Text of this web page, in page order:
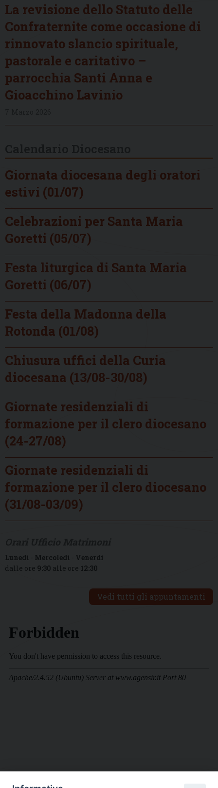
La revisione dello Statuto delle
Confraternite come occasione di
rinnovato slancio spirituale,
pastorale e caritativo –
parrocchia Santi Anna e
Gioacchino Lavinio
Giornata diocesana degli oratori
estivi (01/07)
Celebrazioni per Santa Maria
Goretti (05/07)
Festa liturgica di Santa Maria
Goretti (06/07)
Festa della Madonna della
Rotonda (01/08)
Chiusura uffici della Curia
diocesana (13/08-30/08)
Giornate residenziali di
formazione per il clero diocesano
(24-27/08)
Giornate residenziali di
formazione per il clero diocesano
(31/08-03/09)
Lunedì - Mercoledì - Venerdì
dalle ore 9:30 alle ore 12:30
Vedi tutti gli appuntamenti